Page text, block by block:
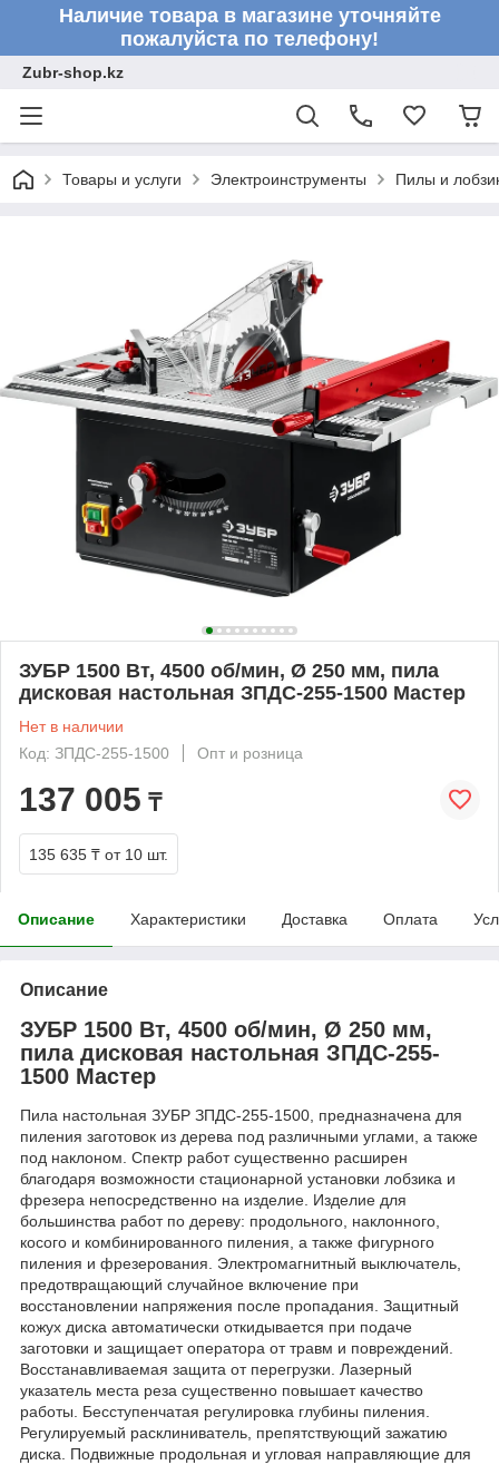
Наличие товара в магазине уточняйте
пожалуйста по телефону!
Zubr-shop.kz
Товары и услуги Электроинструменты Пилы и
ЗУБР 1500 Вт, 4500 об/мин, Ø 250 мм, пила
дисковая настольная ЗПДС-255-1500 Мастер
Нет в наличии
Код: ЗПДС-255-1500
Опт и розница
137 005 ₸
135 635 ₸ от 10 шт.
Описание Характеристики Доставка Оплата
Описание
ЗУБР 1500 Вт, 4500 об/мин, Ø 250 мм,
пила дисковая настольная ЗПДС-255-
1500 Мастер
Пила настольная ЗУБР ЗПДС-255-1500, предназначена для
пиления заготовок из дерева под различными углами, а также
под наклоном. Спектр работ существенно расширен
благодаря возможности стационарной установки лобзика и
фрезера непосредственно на изделие. Изделие для
большинства работ по дереву: продольного, наклонного,
косого и комбинированного пиления, а также фигурного
пиления и фрезерования. Электромагнитный выключатель,
предотвращающий случайное включение при
восстановлении напряжения после пропадания. Защитный
кожух диска автоматически откидывается при подаче
заготовки и защищает оператора от травм и повреждений.
Восстанавливаемая защита от перегрузки. Лазерный
указатель места реза существенно повышает качество
работы. Бесступенчатая регулировка глубины пиления.
Регулируемый расклиниватель, препятствующий зажатию
диска. Подвижные продольная и угловая направляющие для